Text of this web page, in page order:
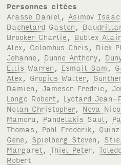
Personnes citées
Arasse Daniel
Asimov Isaac
Bachelard Gaston
Brooker Charlie
Bublex Alain
Alex
Colombus Chris Dick
Jehanne
Dunne Anthony
Ellis Warren
Esmail Sam
Alex
Gropius Walter,
Damien
Jameson Fredric
Longo Robert
Lyotard Jean-
Nolan Christopher, Nova
Mamoru
Pandelakis Saul
Thomas
Pohl Frederik
Gene
Spielberg Steven
Margaret ,Thiel Peter,
Robert